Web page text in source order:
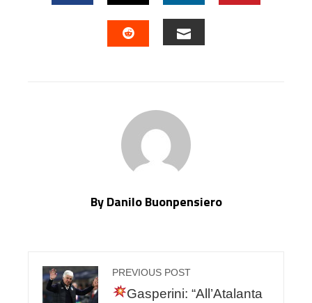
FACEBOOKTWITTERLINKEDIN
By Danilo Buonpensiero
PREVIOUS POST
Gasperini: “All’Atalanta